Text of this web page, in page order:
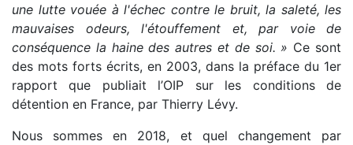
une lutte vouée à l'échec contre le bruit, la saleté, les
mauvaises odeurs, l'étouffement et, par voie de
conséquence la haine des autres et de soi. » Ce sont
des mots forts écrits, en 2003, dans la préface du 1er
rapport que publiait l’OIP sur les conditions de
détention en France, par Thierry Lévy.
Nous sommes en 2018, et quel changement par